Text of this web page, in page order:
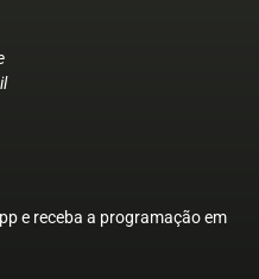
e receba a programação em